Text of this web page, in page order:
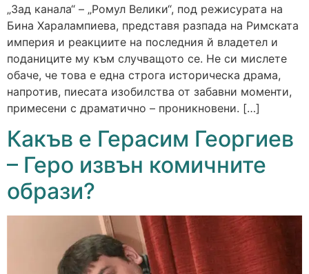
„Зад канала“ – „Ромул Велики“, под режисурата на
Бина Харалампиева, представя разпада на Римската
империя и реакциите на последния й владетел и
поданиците му към случващото се. Не си мислете
обаче, че това е една строга историческа драма,
напротив, пиесата изобилства от забавни моменти,
примесени с драматично – проникновени. […]
Какъв е Герасим Георгиев
– Геро извън комичните
образи?